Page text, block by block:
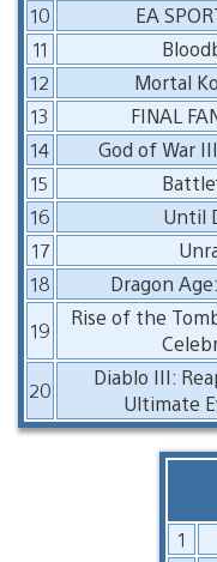
10
EA
11
12
Mortal
13
FINAL
14
God of War
15
16
Until
17
18
Dragon
19
Rise of the
20
Diablo III:
Ultimate
1